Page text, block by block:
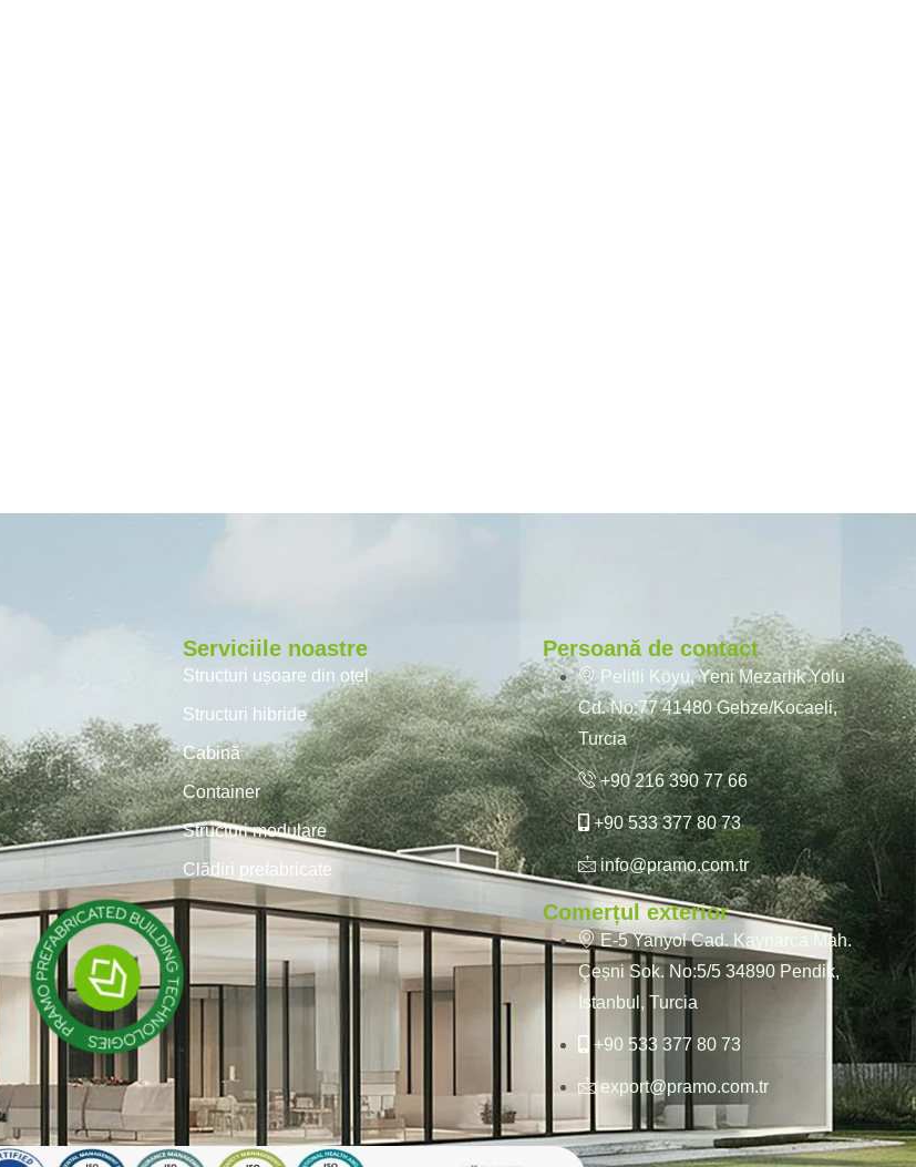
Serviciile noastre
Structuri ușoare din oțel
Structuri hibride
Cabină
Container
Structuri modulare
Clădiri prefabricate
Persoană de contact
Pelitli Köyü, Yeni Mezarlık Yolu
Cd. No:77 41480 Gebze/Kocaeli,
Turcia
+90 216 390 77 66
+90 533 377 80 73
info@pramo.com.tr
Comerțul exterior
E-5 Yanyol Cad. Kaynarca Mah.
Çeșni Sok. No:5/5 34890 Pendik,
Istanbul, Turcia
+90 533 377 80 73
export@pramo.com.tr